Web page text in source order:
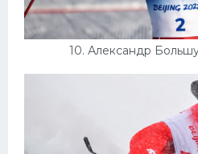
10. Александр